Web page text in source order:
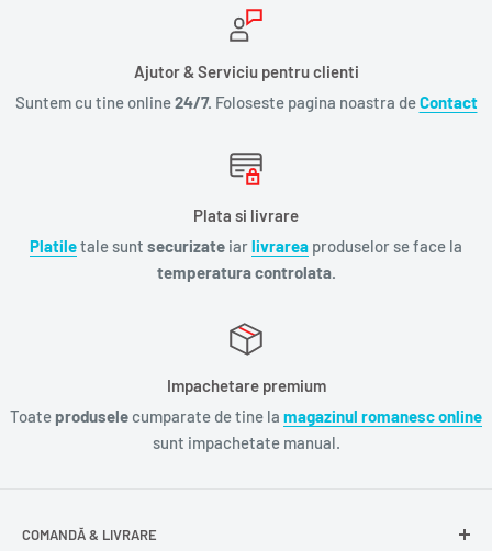
Ajutor & Serviciu pentru clienti
Suntem cu tine online24/7. Foloseste pagina noastra deContact
Plata si livrare
Platiletale sunt securizate iarlivrarea produselor se face la
temperatura controlata.
Impachetare premium
Toate produsele cumparate de tine la magazinul romanesc online
sunt impachetate manual.
COMANDĂ & LIVRARE